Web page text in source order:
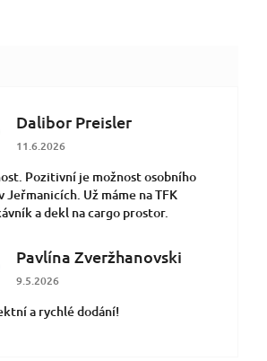
Dalibor Preisler
Hodnocení obchodu je 5 z 5 hvězdiček.
11.6.2026
Pozitivní je možnost osobního
Jeřmanicích. Už máme na TFK
a dekl na cargo prostor.
Pavlína Zveržhanovski
Hodnocení obchodu je 5 z 5 hvězdiček.
9.5.2026
a rychlé dodání!